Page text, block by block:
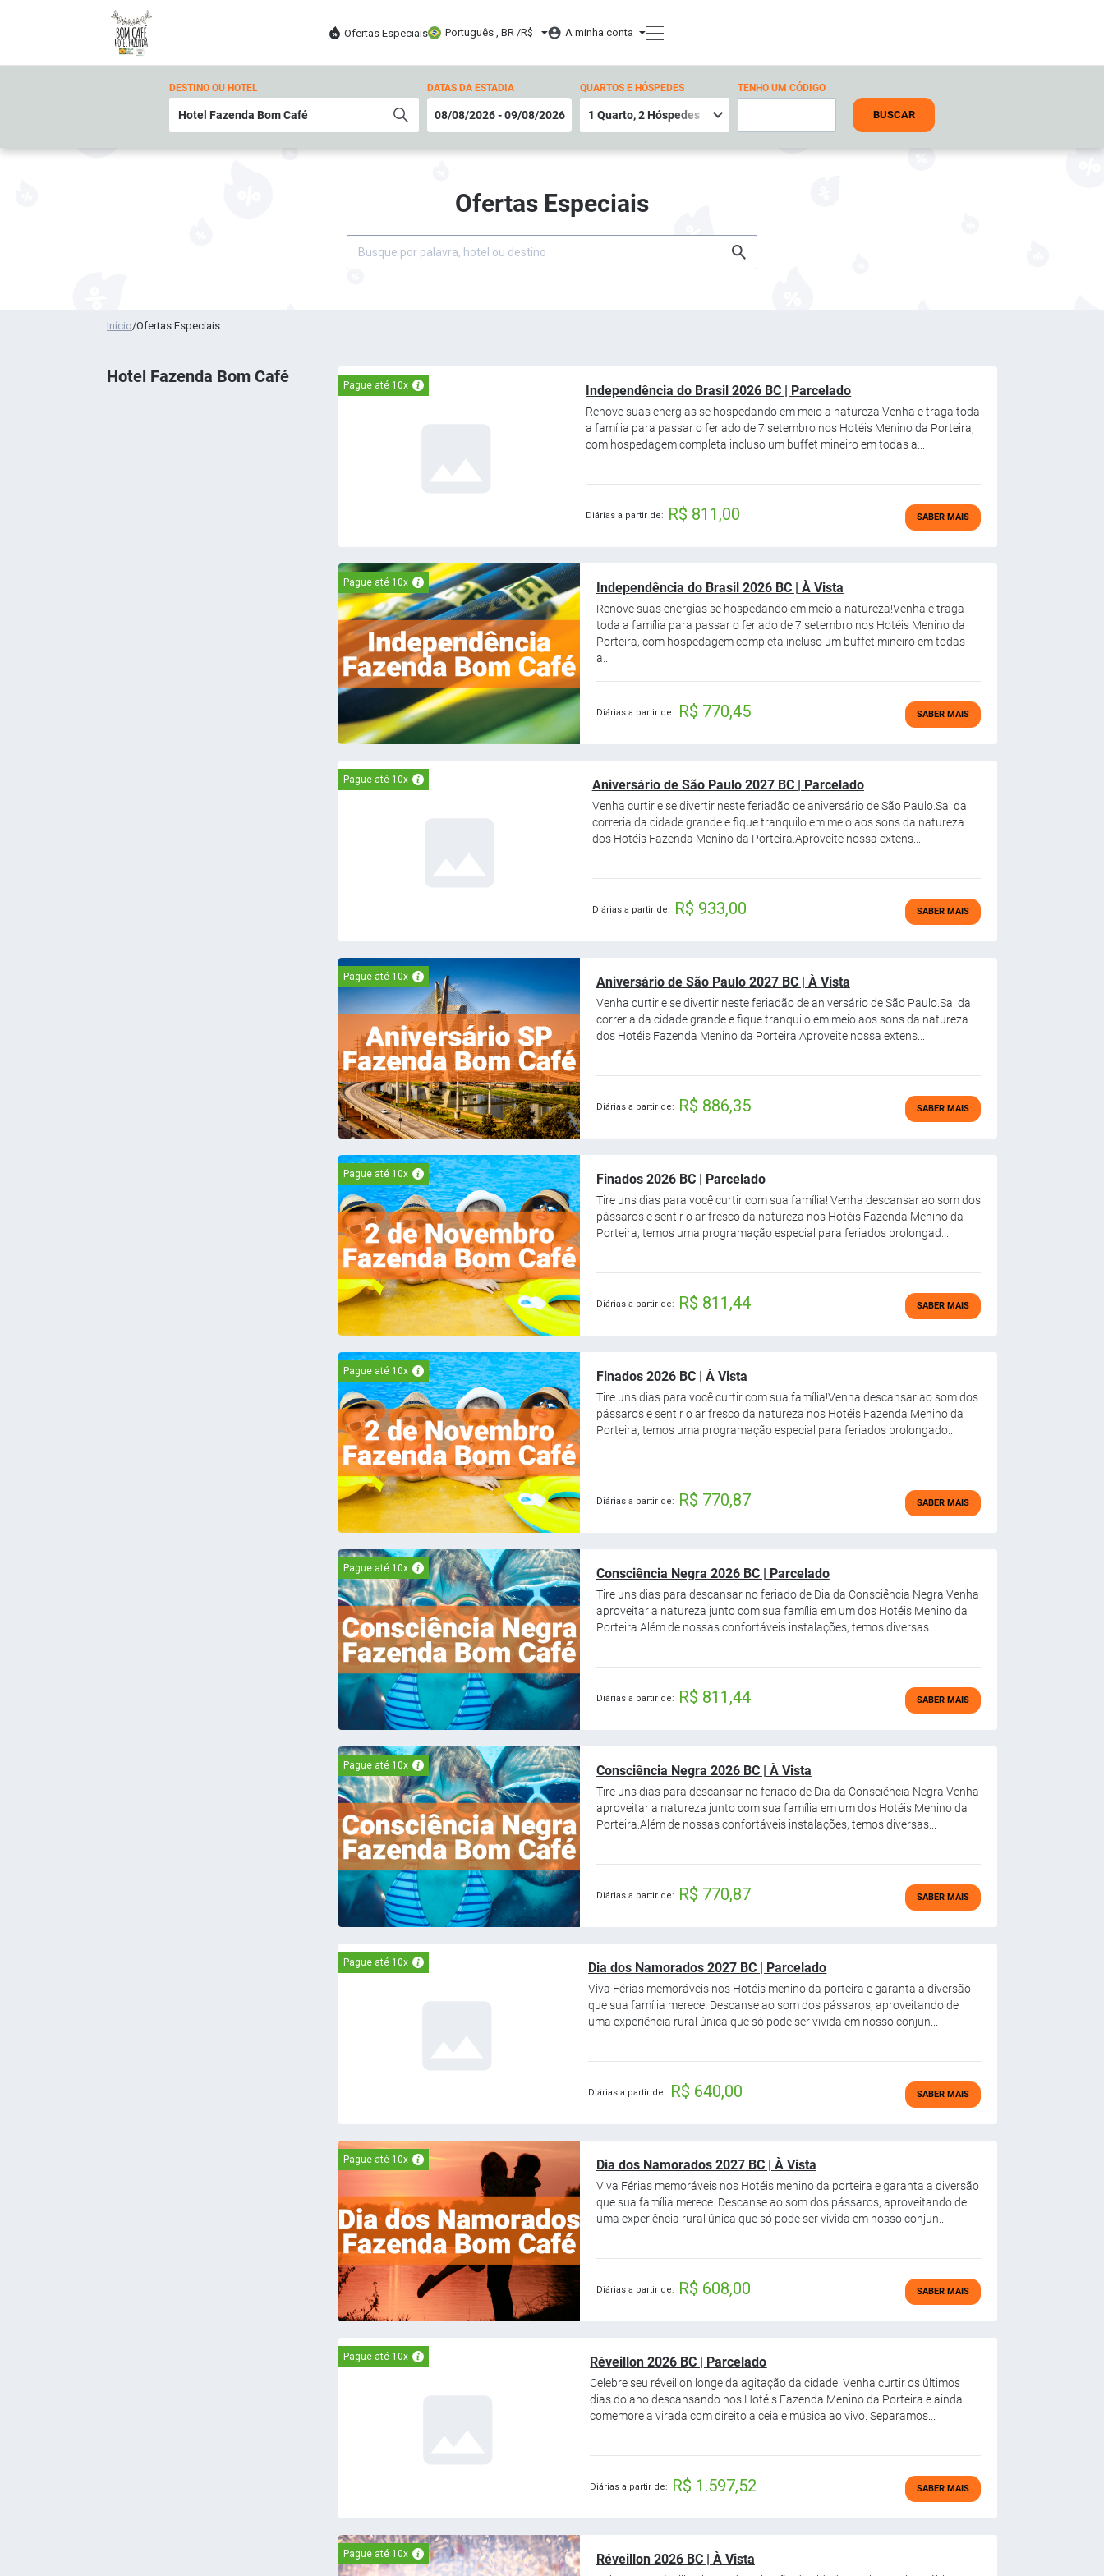
Ofertas Especiais Português , BR /R$ A minha conta
DESTINO OU HOTEL DATAS DA ESTADIA QUARTOS E HÓSPEDES TENHO UM CÓDIGO
BUSCAR
Ofertas Especiais
Início/Ofertas Especiais
Hotel Fazenda Bom Café Pague até 10x Independência do Brasil 2026 BC | Parcelado
Renove suas energias se hospedando em meio a natureza!Venha e traga toda
a família para passar o feriado de 7 setembro nos Hotéis Menino da Porteira,
com hospedagem completa incluso um buffet mineiro em todas a...
Diárias a partir de: R$ 811,00 SABER MAIS
Pague até 10x Independência do Brasil 2026 BC | À Vista
Renove suas energias se hospedando em meio a natureza!Venha e traga
toda a família para passar o feriado de 7 setembro nos Hotéis Menino da
Porteira, com hospedagem completa incluso um buffet mineiro em todas
a...
Diárias a partir de: R$ 770,45 SABER MAIS
Pague até 10x Aniversário de São Paulo 2027 BC | Parcelado
Venha curtir e se divertir neste feriadão de aniversário de São Paulo.Sai da
correria da cidade grande e fique tranquilo em meio aos sons da natureza
dos Hotéis Fazenda Menino da Porteira.Aproveite nossa extens...
Diárias a partir de: R$ 933,00 SABER MAIS
Pague até 10x Aniversário de São Paulo 2027 BC | À Vista
Venha curtir e se divertir neste feriadão de aniversário de São Paulo.Sai da
correria da cidade grande e fique tranquilo em meio aos sons da natureza
dos Hotéis Fazenda Menino da Porteira.Aproveite nossa extens...
Diárias a partir de: R$ 886,35 SABER MAIS
Pague até 10x Finados 2026 BC | Parcelado
Tire uns dias para você curtir com sua família! Venha descansar ao som dos
pássaros e sentir o ar fresco da natureza nos Hotéis Fazenda Menino da
Porteira, temos uma programação especial para feriados prolongad...
Diárias a partir de: R$ 811,44 SABER MAIS
Pague até 10x Finados 2026 BC | À Vista
Tire uns dias para você curtir com sua família!Venha descansar ao som dos
pássaros e sentir o ar fresco da natureza nos Hotéis Fazenda Menino da
Porteira, temos uma programação especial para feriados prolongado...
Diárias a partir de: R$ 770,87 SABER MAIS
Pague até 10x Consciência Negra 2026 BC | Parcelado
Tire uns dias para descansar no feriado de Dia da Consciência Negra.Venha
aproveitar a natureza junto com sua família em um dos Hotéis Menino da
Porteira.Além de nossas confortáveis instalações, temos diversas...
Diárias a partir de: R$ 811,44 SABER MAIS
Pague até 10x Consciência Negra 2026 BC | À Vista
Tire uns dias para descansar no feriado de Dia da Consciência Negra.Venha
aproveitar a natureza junto com sua família em um dos Hotéis Menino da
Porteira.Além de nossas confortáveis instalações, temos diversas...
Diárias a partir de: R$ 770,87 SABER MAIS
Pague até 10x Dia dos Namorados 2027 BC | Parcelado
Viva Férias memoráveis nos Hotéis menino da porteira e garanta a diversão
que sua família merece. Descanse ao som dos pássaros, aproveitando de
uma experiência rural única que só pode ser vivida em nosso conjun...
Diárias a partir de: R$ 640,00 SABER MAIS
Pague até 10x Dia dos Namorados 2027 BC | À Vista
Viva Férias memoráveis nos Hotéis menino da porteira e garanta a diversão
que sua família merece. Descanse ao som dos pássaros, aproveitando de
uma experiência rural única que só pode ser vivida em nosso conjun...
Diárias a partir de: R$ 608,00 SABER MAIS
Pague até 10x Réveillon 2026 BC | Parcelado
Celebre seu réveillon longe da agitação da cidade. Venha curtir os últimos
dias do ano descansando nos Hotéis Fazenda Menino da Porteira e ainda
comemore a virada com direito a ceia e música ao vivo. Separamos...
Diárias a partir de: R$ 1.597,52 SABER MAIS
Pague até 10x Réveillon 2026 BC | À Vista